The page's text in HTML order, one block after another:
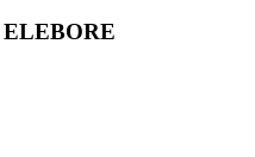
ELEBORE